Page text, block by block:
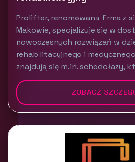
Prolifter, renomowana firma z
Makowie, specjalizuje się w
nowoczesnych rozwiązań w
rehabilitacyjnego i
znajdują się m.in. schodołazy,
ZOBACZ